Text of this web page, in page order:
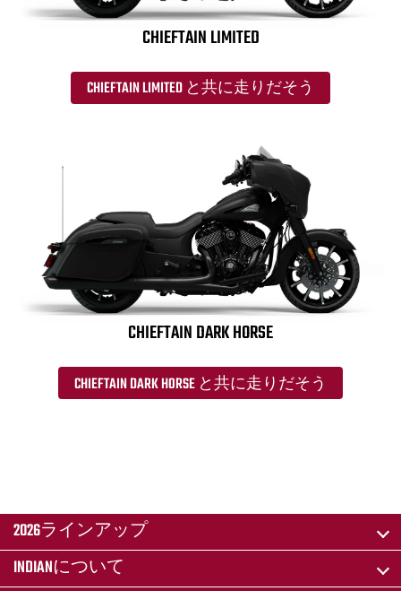
CHIEFTAIN LIMITED
CHIEFTAIN LIMITED と共に走りだそう
CHIEFTAIN DARK HORSE
CHIEFTAIN DARK HORSE と共に走りだそう
2026ラインアップ
INDIANについて